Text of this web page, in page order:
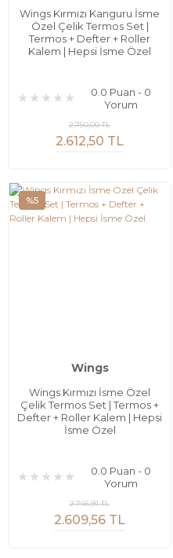
Wings Kırmızı Kanguru İsme
Özel Çelik Termos Set |
Termos + Defter + Roller
Kalem | Hepsi İsme Özel
0.0 Puan - 0
Yorum
2.612,50 TL
2.750,00 TL
%5
Wings
Wings Kırmızı İsme Özel
Çelik Termos Set | Termos +
Defter + Roller Kalem | Hepsi
İsme Özel
0.0 Puan - 0
Yorum
2.609,56 TL
2.746,91 TL